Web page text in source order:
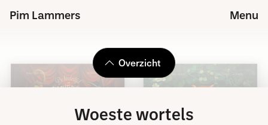
Pim Lammers Menu
Overzicht
Woeste wortels